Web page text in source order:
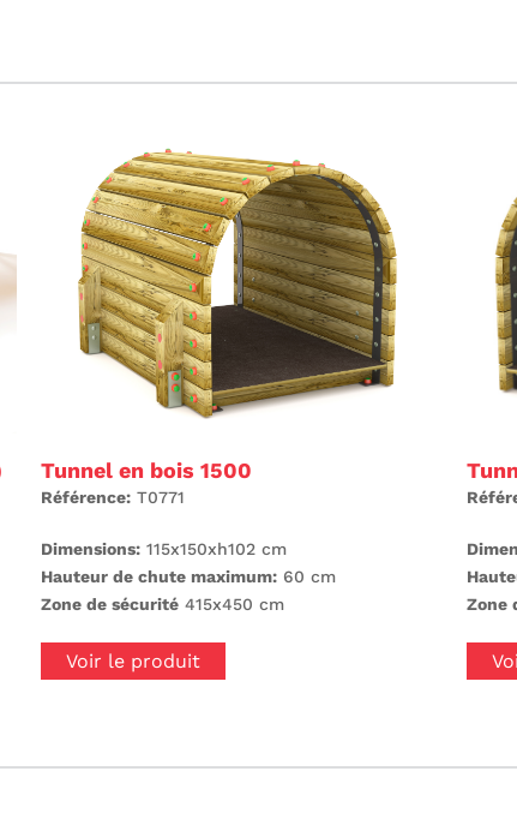
Tunnel en bois 1500
Référence: T0771
Dimensions: 115x150xh102 cm
Hauteur de chute maximum: 60 cm
Zone de sécurité 415x450 cm
Voir le produit
Zone